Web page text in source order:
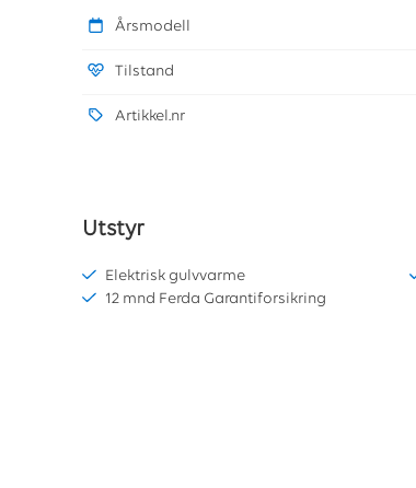
Årsmodell
Tilstand
Artikkel.nr
Utstyr
Elektrisk gulvvarme
12 mnd Ferda Garantiforsikring